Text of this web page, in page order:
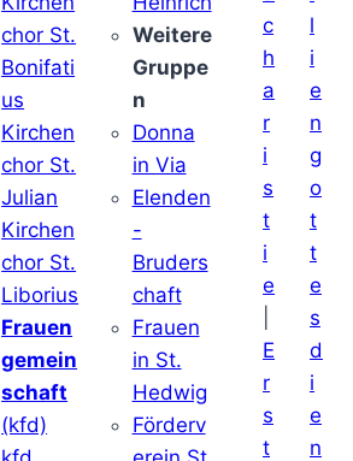
chor St.
Bonifati
us
Kirchen
chor St.
Julian
Kirchen
chor St.
Liborius
Frauen
gemein
schaft
(kfd)
Weitere
Gruppe
n
Donna
in Via
Elenden
-
Bruders
chaft
Frauen
in St.
Hedwig
Förderv
c
h
a
r
i
s
t
i
e
E
r
s
t
l
i
e
n
g
o
t
t
e
s
d
i
e
n